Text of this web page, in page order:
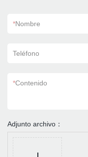
*Nombre
Teléfono
*Contenido
Adjunto archivo：